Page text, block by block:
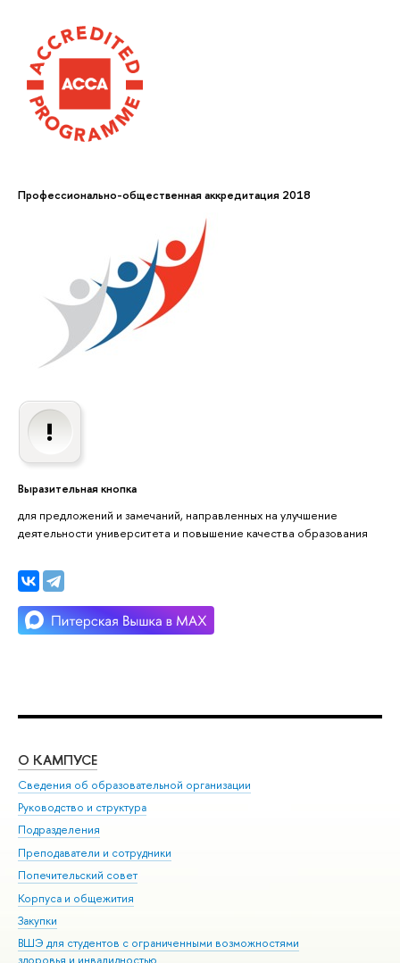
Профессионально-общественная аккредитация 2018
Выразительная кнопка
для предложений и замечаний, направленных на улучшение
деятельности университета и повышение качества образования
О КАМПУСЕ
Сведения об образовательной организации
Руководство и структура
Подразделения
Преподаватели и сотрудники
Попечительский совет
Корпуса и общежития
Закупки
ВШЭ для студентов с ограниченными возможностями